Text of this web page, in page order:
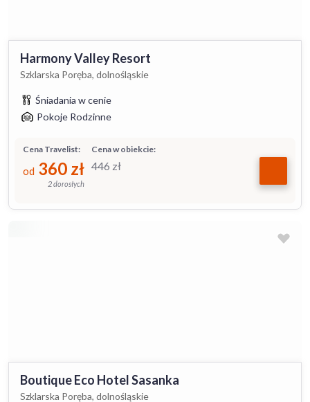
Harmony Valley Resort
Szklarska Poręba, dolnośląskie
Śniadania w cenie
Pokoje Rodzinne
Cena w obiekcie:
446 zł
Cena Travelist:
od 360 zł
2 dorosłych
Boutique Eco Hotel Sasanka
Szklarska Poręba, dolnośląskie